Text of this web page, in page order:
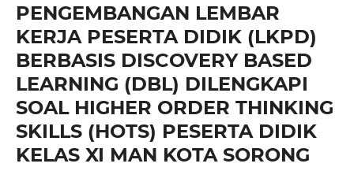
PENGEMBANGAN LEMBAR
KERJA PESERTA DIDIK (LKPD)
BERBASIS DISCOVERY BASED
LEARNING (DBL) DILENGKAPI
SOAL HIGHER ORDER THINKING
SKILLS (HOTS) PESERTA DIDIK
KELAS XI MAN KOTA SORONG